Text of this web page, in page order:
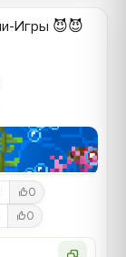
Игры 😈😈
0
0